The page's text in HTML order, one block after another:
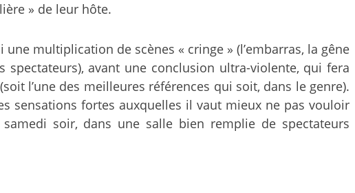
» de leur hôte.
multiplication de scènes « cringe » (l’embarras, la gêne
avant une conclusion ultra-violente, qui fera
(soit l’une des meilleures références qui soit, dans le genre).
sensations fortes auxquelles il vaut mieux ne pas vouloir
soir, dans une salle bien remplie de spectateurs